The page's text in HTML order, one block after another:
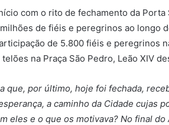
com o rito de fechamento da Porta
de fiéis e peregrinos ao longo
de 5.800 fiéis e peregrinos
na Praça São Pedro, Leão XIV
que, por último, hoje foi fechada,
a caminho da Cidade cujas
eles e o que os motivava? No final